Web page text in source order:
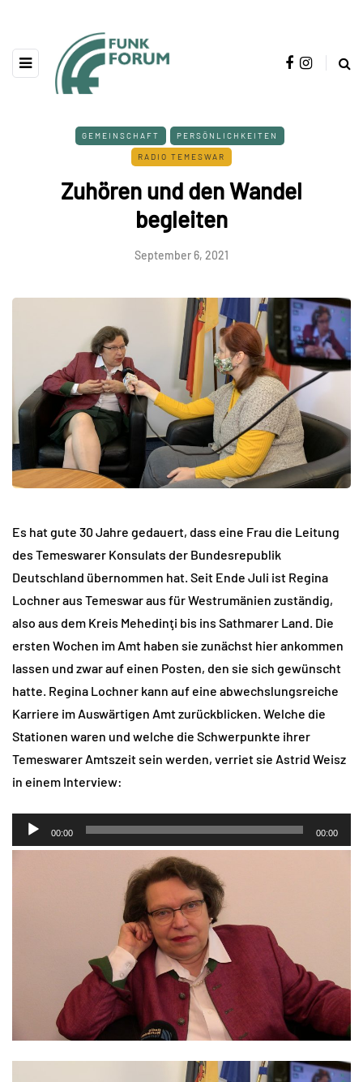
GEMEINSCHAFT PERSÖNLICHKEITEN
RADIO TEMESWAR
Zuhören und den Wandel
begleiten
September 6, 2021
Es hat gute 30 Jahre gedauert, dass eine Frau die Leitung
des Temeswarer Konsulats der Bundesrepublik
Deutschland übernommen hat. Seit Ende Juli ist Regina
Lochner aus Temeswar aus für Westrumänien zuständig,
also aus dem Kreis Mehedinţi bis ins Sathmarer Land. Die
ersten Wochen im Amt haben sie zunächst hier ankommen
lassen und zwar auf einen Posten, den sie sich gewünscht
hatte. Regina Lochner kann auf eine abwechslungsreiche
Karriere im Auswärtigen Amt zurückblicken. Welche die
Stationen waren und welche die Schwerpunkte ihrer
Temeswarer Amtszeit sein werden, verriet sie Astrid Weisz
in einem Interview:
Audio-
Player
00:00 00:00